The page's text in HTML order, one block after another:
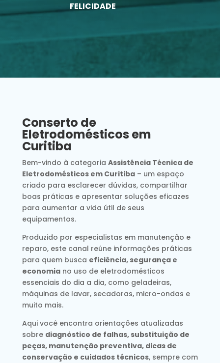
FELICIDADE
Conserto de
Eletrodomésticos em
Curitiba
Bem-vindo à categoria Assistência Técnica de
Eletrodomésticos em Curitiba– um espaço
criado para esclarecer dúvidas, compartilhar
boas práticas e apresentar soluções eficazes
para aumentar a vida útil de seus
equipamentos.
Produzido por especialistas em manutenção e
reparo, este canal reúne informações práticas
para quem busca eficiência, segurança e
economiano uso de eletrodomésticos
essenciais do dia a dia, como geladeiras,
máquinas de lavar, secadoras, micro-ondas e
muito mais.
Aqui você encontra orientações atualizadas
sobre diagnóstico de falhas, substituição de
peças, manutenção preventiva, dicas de
conservação e cuidados técnicos, sempre com